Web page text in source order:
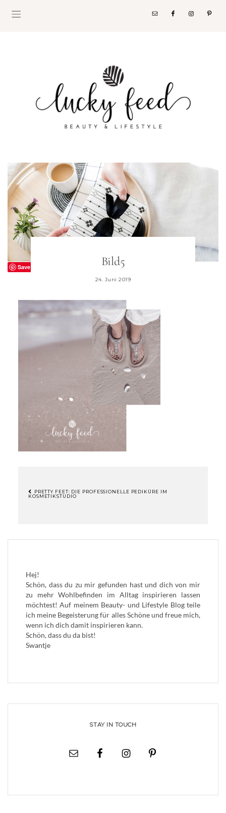
Save Bild5
24. Juni 2019
PRETTY FEET: DIE PROFESSIONELLE PEDIKÜRE IM
KOSMETIKSTUDIO
Hej!
Schön, dass du zu mir gefunden hast und dich von mir
zu mehr Wohlbefinden im Alltag inspirieren lassen
möchtest! Auf meinem Beauty- und Lifestyle Blog teile
ich meine Begeisterung für alles Schöne und freue mich,
wenn ich dich damit inspirieren kann.
Schön, dass du da bist!
Swantje
STAY IN TOUCH